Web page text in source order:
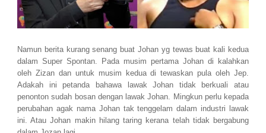
Namun berita kurang senang buat Johan yg tewas buat kali kedua
dalam Super Spontan. Pada musim pertama Johan di kalahkan
oleh Zizan dan untuk musim kedua di tewaskan pula oleh Jep.
Adakah ini petanda bahawa lawak Johan tidak berkuali atau
penonton sudah bosan dengan lawak Johan. Mingkun perlu kepada
perubahan agak nama Johan tak tenggelam dalam industri lawak
ini. Atau Johan makin hilang taring kerana telah tidak bergabung